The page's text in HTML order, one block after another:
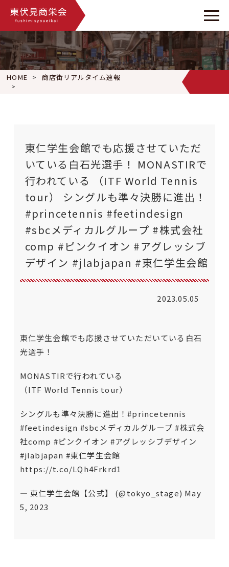
HOME
商店街リアルタイム速報
東仁学生会館でも応援させていただいている白石光選手！
東仁学生会館でも応援させていただ
いている白石光選手！ MONASTIRで
行われている （ITF World Tennis
tour） シングルも準々決勝に進出！
#princetennis #feetindesign
#sbcメディカルグループ #株式会社
comp #ピンクイオン #アグレッシブ
デザイン #jlabjapan #東仁学生会館
2023.05.05
東仁学生会館でも応援させていただいている白石
光選手！
MONASTIRで行われている
（ITF World Tennis tour）
シングルも準々決勝に進出！#princetennis
#feetindesign #sbcメディカルグループ #株式会
社comp #ピンクイオン #アグレッシブデザイン
#jlabjapan #東仁学生会館
https://t.co/LQh4Frkrd1
— 東仁学生会館【公式】 (@tokyo_stage) May
5, 2023